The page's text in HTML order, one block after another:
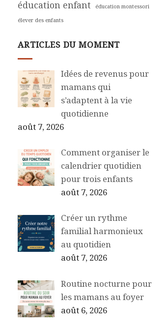
éducation enfant
éducation montessori
élever des enfants
ARTICLES DU MOMENT
Idées de revenus pour
mamans qui
s’adaptent à la vie
quotidienne
août 7, 2026
Comment organiser le
calendrier quotidien
pour trois enfants
août 7, 2026
Créer un rythme
familial harmonieux
au quotidien
août 7, 2026
Routine nocturne pour
les mamans au foyer
août 6, 2026